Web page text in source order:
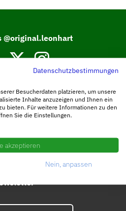
@original.leonhart
Community bei.
Datenschutzbestimmungen
Besucherdaten platzieren, um unsere
Inhalte anzuzeigen und Ihnen ein
bieten. Für weitere Informationen zu den
Sie die Einstellungen.
akzeptieren
Nein, anpassen